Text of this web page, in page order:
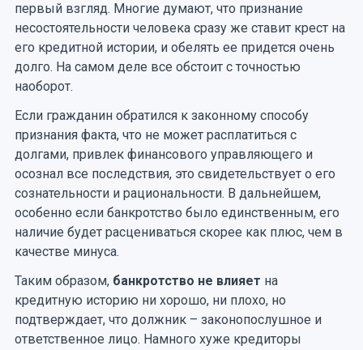
первый взгляд. Многие думают, что признание
несостоятельности человека сразу же ставит крест на
его кредитной истории, и обелять ее придется очень
долго. На самом деле все обстоит с точностью
наоборот.
Если гражданин обратился к законному способу
признания факта, что не может расплатиться с
долгами, привлек финансового управляющего и
осознал все последствия, это свидетельствует о его
сознательности и рациональности. В дальнейшем,
особенно если банкротство было единственным, его
наличие будет расцениваться скорее как плюс, чем в
качестве минуса.
Таким образом, банкротство не влияет на
кредитную историю ни хорошо, ни плохо, но
подтверждает, что должник – законопослушное и
ответственное лицо. Намного хуже кредиторы